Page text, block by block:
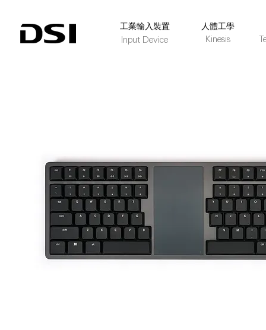
​工業輸入裝置
Input Device
人體工學
Kinesis